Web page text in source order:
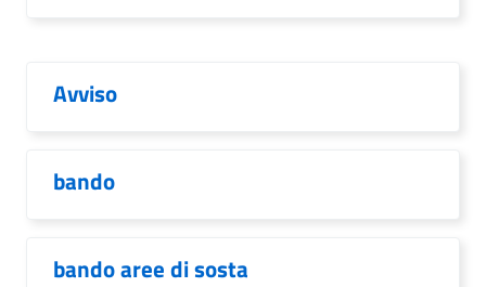
Avviso
bando
bando aree di sosta